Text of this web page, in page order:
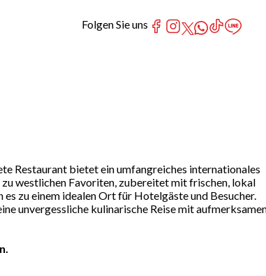
Restaurant bietet ein umfangreiches internationales
westlichen Favoriten, zubereitet mit frischen, lokal
zu einem idealen Ort für Hotelgäste und Besucher.
unvergessliche kulinarische Reise mit
Folgen Sie uns